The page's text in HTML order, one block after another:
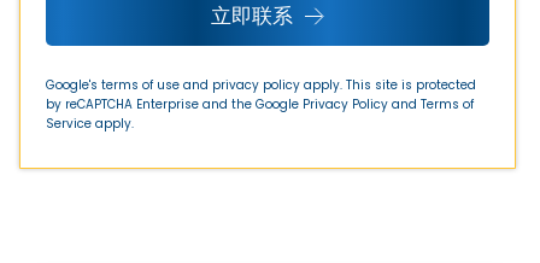
立即联系
Google's terms of use and privacy policy apply. This site is protected
by reCAPTCHA Enterprise and the Google Privacy Policy and Terms of
Service apply.